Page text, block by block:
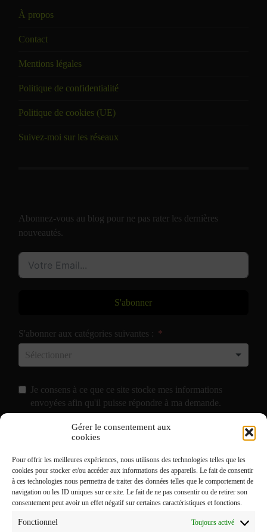
Gérer le consentement aux
cookies
Pour offrir les meilleures expériences, nous utilisons des technologies telles que les
cookies pour stocker et/ou accéder aux informations des appareils. Le fait de consentir
à ces technologies nous permettra de traiter des données telles que le comportement de
navigation ou les ID uniques sur ce site. Le fait de ne pas consentir ou de retirer son
consentement peut avoir un effet négatif sur certaines caractéristiques et fonctions.
Fonctionnel Toujours activé
À propos
Contact
Mentions légales
Politique de confidentialité
Politique de cookies (UE)
Suivez-moi sur les réseaux
Abonnez-vous au blog pour ne pas rater les dernières
nouveautés.
S'abonner
S'abonner aux catégories suivantes :
Je consens à ce que ce site stocke mes informations
envoyées afin qu'il puisse répondre à ma demande.
J'accepte de recevoir vos e-mails et confirme avoir pris
Mentions Légales.